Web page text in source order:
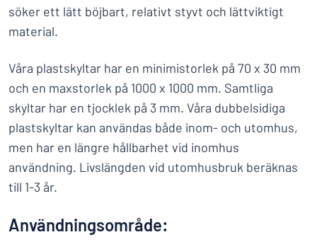
söker ett lätt böjbart, relativt styvt och lättviktigt
material.
Våra plastskyltar har en minimistorlek på 70 x 30 mm
och en maxstorlek på 1000 x 1000 mm. Samtliga
skyltar har en tjocklek på 3 mm. Våra dubbelsidiga
plastskyltar kan användas både inom- och utomhus,
men har en längre hållbarhet vid inomhus
användning. Livslängden vid utomhusbruk beräknas
till 1-3 år.
Användningsområde: